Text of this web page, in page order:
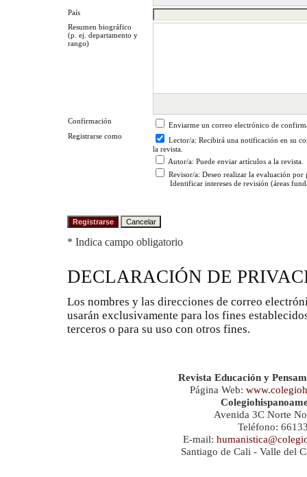
País
Resumen biográfico
(p. ej. departamento y
rango)
Confirmación
Enviarme un correo electrónico de
Registrarse como
Lector/a: Recibirá una notificación en su
la revista.
Autor/a: Puede enviar artículos a la revista.
Revisor/a: Deseo realizar la evaluación por
Identificar intereses de revisión (áreas
* Indica campo obligatorio
DECLARACIÓN DE
Los nombres y las direcciones de correo
usarán exclusivamente para los fines
terceros o para su uso con otros fines.
Revista Educación y
Página Web:
Avenida 3C Norte
Teléfono:
E-mail:
Santiago de Cali - Valle del